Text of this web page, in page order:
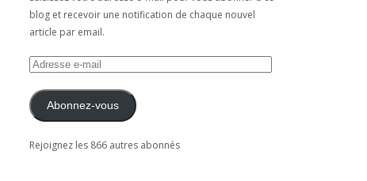
blog et recevoir une notification de chaque nouvel
article par email.
Abonnez-vous
Rejoignez les 866 autres abonnés